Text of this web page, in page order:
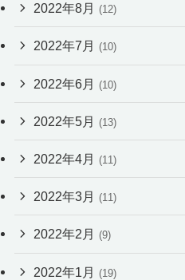
2022年8月 (12)
2022年7月 (10)
2022年6月 (10)
2022年5月 (13)
2022年4月 (11)
2022年3月 (11)
2022年2月 (9)
2022年1月 (19)